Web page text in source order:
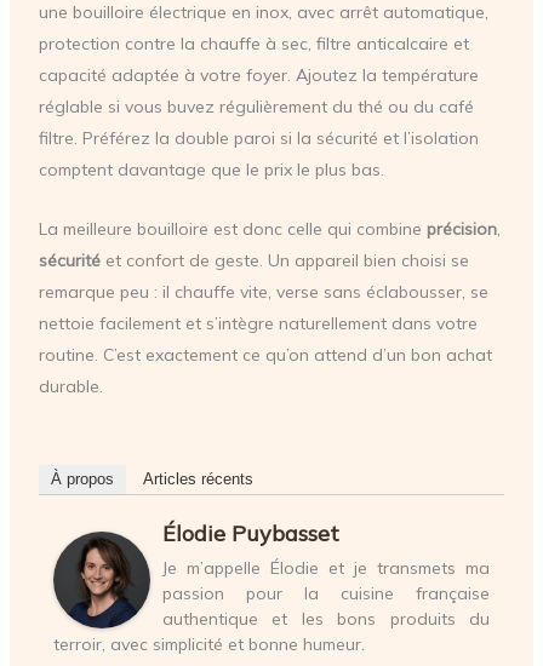
une bouilloire électrique en inox, avec arrêt automatique,
protection contre la chauffe à sec, filtre anticalcaire et
capacité adaptée à votre foyer. Ajoutez la température
réglable si vous buvez régulièrement du thé ou du café
filtre. Préférez la double paroi si la sécurité et l’isolation
comptent davantage que le prix le plus bas.
La meilleure bouilloire est donc celle qui combine précision,
sécuritéet confort de geste. Un appareil bien choisi se
remarque peu : il chauffe vite, verse sans éclabousser, se
nettoie facilement et s’intègre naturellement dans votre
routine. C’est exactement ce qu’on attend d’un bon achat
durable.
À propos Articles récents
Élodie Puybasset
Je m’appelle Élodie et je transmets ma
passion pour la cuisine française
authentique et les bons produits du
terroir, avec simplicité et bonne humeur.